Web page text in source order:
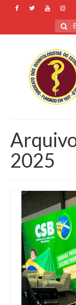
por:
2025